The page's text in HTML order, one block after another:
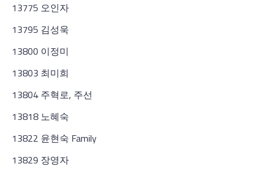
13775 오인자
13795 김성욱
13800 이정미
13803 최미희
13804 주혁로, 주선
13818 노혜숙
13822 윤현숙 Family
13829 장영자